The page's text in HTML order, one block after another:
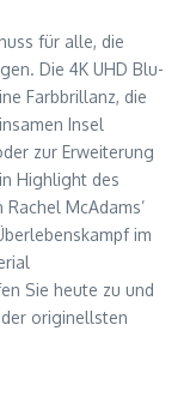
für alle, die
Die 4K UHD Blu-
Farbbrillanz, die
Insel
zur Erweiterung
Highlight des
McAdams’
im
Sie heute zu und
originellsten